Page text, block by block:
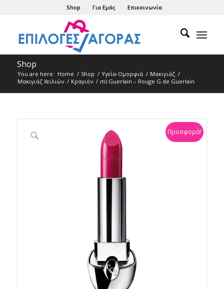
Shop Για Εμάς Επικοινωνία
Shop
You are here: Home / Shop / Υγεία-Ομορφιά / Μακιγιάζ /
Μακιγιάζ Χειλιών / Κραγιόν / m) Guerlain – Rouge G de Guerlain
Προσφορά!